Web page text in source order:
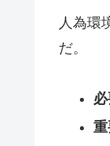
人為環
だ。
必
重